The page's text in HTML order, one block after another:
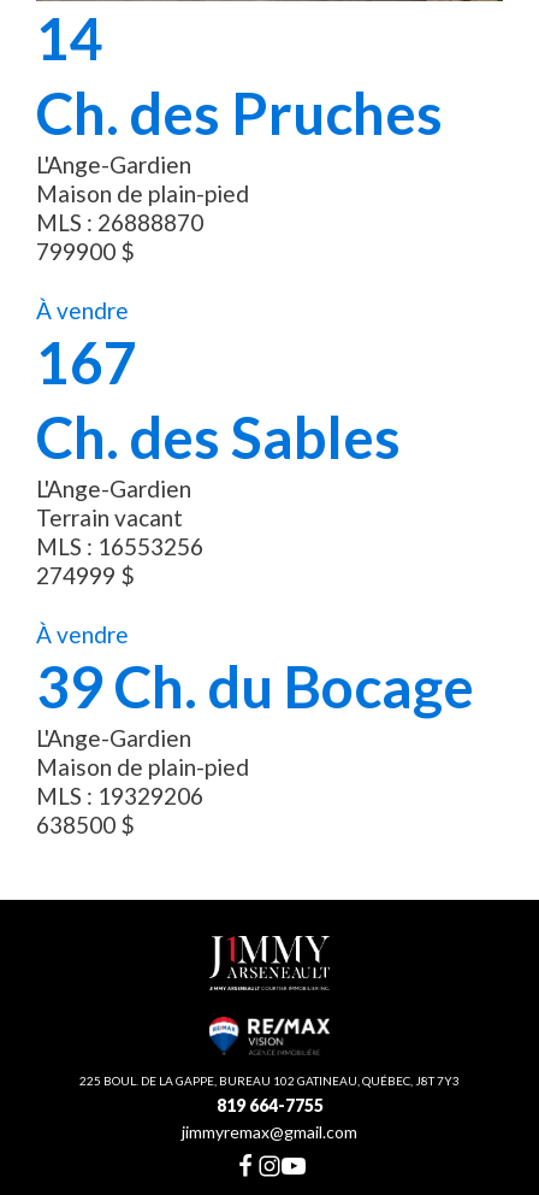
14
Ch. des Pruches
L'Ange-Gardien
Maison de plain-pied
MLS : 26888870
799900 $
À vendre
167
Ch. des Sables
L'Ange-Gardien
Terrain vacant
MLS : 16553256
274999 $
À vendre
39Ch. du Bocage
L'Ange-Gardien
Maison de plain-pied
MLS : 19329206
638500 $
225 BOUL. DE LA GAPPE, BUREAU 102 GATINEAU, QUÉBEC, J8T 7Y3
819 664-7755
jimmyremax@gmail.com